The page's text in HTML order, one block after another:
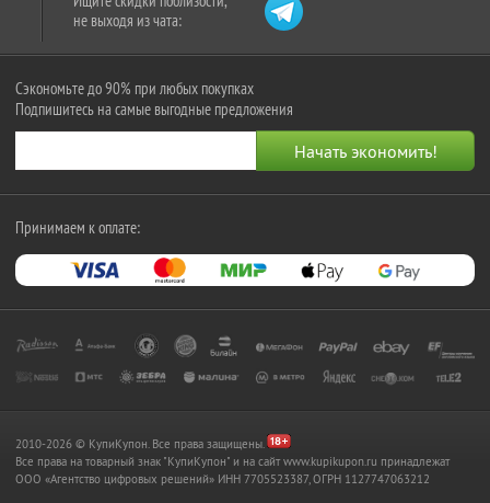
не выходя из чата:
Сэкономьте до 90% при любых покупках
Подпишитесь на самые выгодные предложения
Принимаем к оплате:
2010-2026 © КупиКупон. Все права защищены.
Все права на товарный знак "КупиКупон" и на сайт www.kupikupon.ru принадлежат
OOO «Агентство цифровых решений» ИНН 7705523387, ОГРН 1127747063212